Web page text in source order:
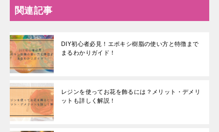
関連記事
DIY初心者必見！エポキシ樹脂の使い方と特徴まで
まるわかりガイド！
レジンを使ってお花を飾るには？メリット・デメリ
ットも詳しく解説！